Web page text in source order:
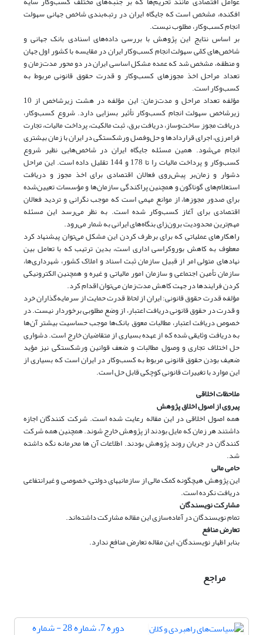
افکنده، مشخص است که جایگاه ایران در رتبه‌بندی شاخص جهانی سهولت
انجام کسب‌و‌کار، مطلوب نیست.
بر اساس نتایج این پژوهش با بررسی داده‌های اسنادی بانک جهانی و
شاخص‌های کمّی سهولت انجام کسب‌و‌کار ایران در مقایسه با کشور اول جهان
و منطقه، مشخص شد که عمده مشکل اساسی ایران در دو محور مدت‌زمان و
تعداد مراحل اخذ مجوزهای کسب‌و‌کار و قدرت حقوق قانونی مربوط به
کسب‌و‌کار است.
مؤلفه تعداد مراحل و مدت‌زمان: این مؤلفه در هشت زیرشاخص‌ از 10
زیرشاخص سهولت انجام کسب‌و‌کار تأثیر بسزایی دارد. شروع کسب‌و‌کار،
دریافت مجوز ساخت‌وساز، دریافت برق، ثبت مالکیت، پرداخت مالیات، تجارت
فرامرزی، اجرای قراردادها و حل‌و‌فصل ورشکستگی در ایران با زمان بیشتری
انجام می‌شود. همین مسئله جایگاه ایران در شاخص‌هایی نظیر شروع
کسب‌و‌کار و پرداخت مالیات را تا 178 و 144 تقلیل داده است. این مراحل
دشوار و زمان‌بر پیش‌روی فعالان اقتصادی برای اخذ مجوز و دریافت
استعلام‌های گوناگون و همچنین پراکندگی سازمان‌ها و مؤسسات تعیین‌شده
برای صدور مجوزها، از موانع مهمی است که موجب نگرانی و تردید فعالان
اقتصادی برای آغاز کسب‌و‌کار شده است. به نظر می‌رسد این مسئله
مهم‌ترین محدودیت‌ برون‌زای بنگاه‌های ایرانی به شمار می‌رود.
راهکارهای عملیاتی که برای برطرف کردن این مشکل می‌توان پیشنهاد کرد
معطوف به کاهش بوروکراسی اداری است، بدین ترتیب که با تعامل بین
نهادهای متولی امر از قبیل سازمان ثبت اسناد و املاک کشور، شهرداری‌ها،
سازمان تأمین‌ اجتماعی و سازمان امور مالیاتی و غیره و همچنین الکترونیکی
کردن فرایندها در جهت کاهش مدت‌زمان می‌توان اقدام کرد.
مؤلفه قدرت حقوق قانونی: ایران از لحاظ قدرت حمایت از سرمایه‌گذاران خرد
و قدرت در حقوق قانونی دریافت اعتبار، از وضع مطلوبی برخوردار نیست. در
خصوص دریافت اعتبار، مطالبات معوق بانک‌ها موجب حساسیت بیشتر آن‌ها
به دریافت وثایقی شده که از عهده بسیاری از متقاضیان خارج است. دشواری
حل اختلاف تجاری و وصول مطالبات و ضعف قوانین ورشکستگی نیز مؤید
ضعیف بودن حقوق قانونی مربوط به کسب‌و‌کار در ایران است که بسیاری از
این موارد با تغییرات قانونی کوچکی قابل حل است.
ملاحظات اخلاقی
پیروی از اصول اخلاق پژوهش
همه اصول اخلاقی در این مقاله رعایت شده است. شرکت کنندگان اجازه
داشتند هر زمان که مایل بودند از پژوهش خارج شوند. همچنین همه شرکت
کنندگان در جریان روند پژوهش بودند. اطلاعات آن ها محرمانه نگه داشته
شد.
حامی مالی
این پژوهش هیچگونه کمک مالی از سازمانیهای دولتی، خصوصی و غیرانتفاعی
دریافت نکرده است.
مشارکت نویسندگان
تمام نویسندگان در آماده‌سازی این مقاله مشارکت داشته‌اند.
تعارض منافع
بنابر اظهار نویسندگان، این مقاله تعارض منافع ندارد.
مراجع
دوره 7، شماره 28 - شماره